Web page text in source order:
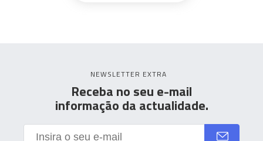
NEWSLETTER EXTRA
Receba no seu e-mail
informação da actualidade.